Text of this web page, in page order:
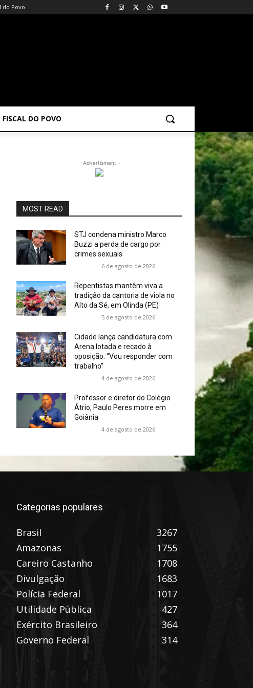
do Povo
DO POVO
- Advertisment -
MOST READ
STJ condena ministro Marco
Buzzi a perda de cargo por
crimes sexuais
6 de agosto de 2026
Repentistas mantêm viva a
tradição da cantoria de viola no
Alto da Sé, em Olinda (PE)
5 de agosto de 2026
Cidade lança candidatura com
Arena lotada e recado à
oposição: “Vou responder com
trabalho”
4 de agosto de 2026
Professor e diretor do Colégio
Átrio, Paulo Peres morre em
Goiânia
4 de agosto de 2026
Categorias populares
Brasil
3267
Amazonas
1755
Careiro Castanho
1708
Divulgação
1683
Polícia Federal
1017
Utilidade Pública
427
Exército Brasileiro
364
Governo Federal
314